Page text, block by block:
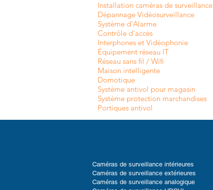
Installation caméras de surveillance
Dépannage Vidéosurveillance
Système d'Alarme
Contrôle d'accès
Interphones et Vidéophonie
Équipement réseau IT
Réseau sans fil / Wifi
Maison intelligente
Domotique
Système antivol pour magasin
Système protection marchandises
Portiques antivol
Caméras de surveillance intérieures
Caméras de surveillance extérieures
Caméras de surveillance analogique